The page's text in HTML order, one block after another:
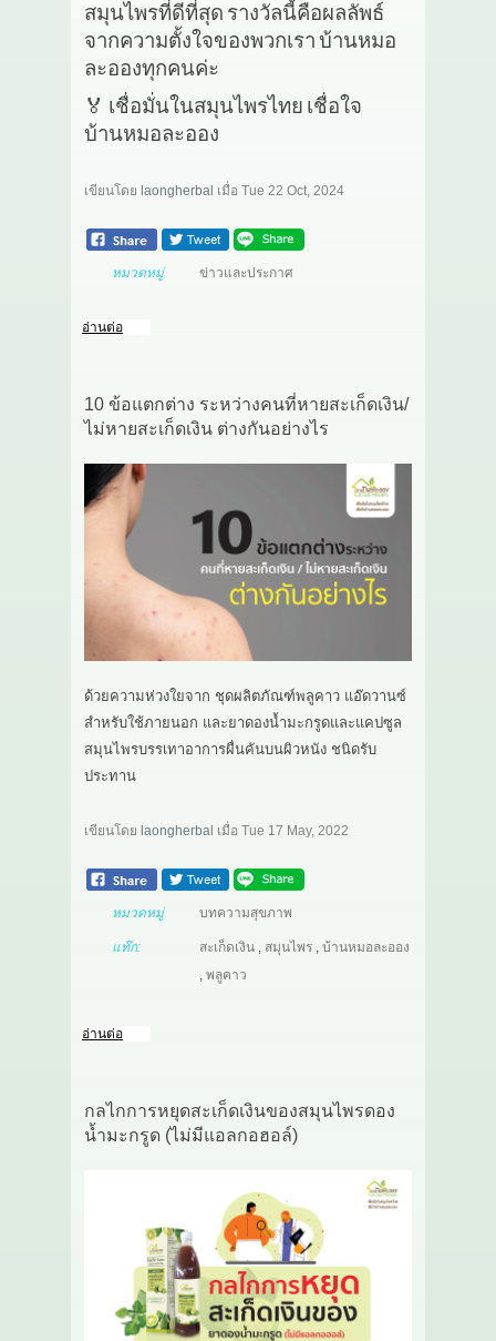
สมุนไพรที่ดีที่สุด รางวัลนี้คือผลลัพธ์
จากความตั้งใจของพวกเรา บ้านหมอ
ละอองทุกคนค่ะ
🏅 เชื่อมั่นในสมุนไพรไทย เชื่อใจ
บ้านหมอละออง
เขียนโดย laongherbal เมื่อ Tue 22 Oct, 2024
หมวดหมู่ ข่าวและประกาศ
อ่านต่อ
10 ข้อแตกต่าง ระหว่างคนที่หายสะเก็ดเงิน/
ไม่หายสะเก็ดเงิน ต่างกันอย่างไร
ด้วยความห่วงใยจาก ชุดผลิตภัณฑ์พลูคาว แอ๊ดวานซ์
สำหรับใช้ภายนอก และยาดองน้ำมะกรูดและแคปซูล
สมุนไพรบรรเทาอาการผื่นคันบนผิวหนัง ชนิดรับ
ประทาน
เขียนโดย laongherbal เมื่อ Tue 17 May, 2022
หมวดหมู่ บทความสุขภาพ
แท๊ก: สะเก็ดเงิน, สมุนไพร, บ้านหมอละออง
พลูคาว
อ่านต่อ
กลไกการหยุดสะเก็ดเงินของสมุนไพรดอง
น้ำมะกรูด (ไม่มีแอลกอฮอล์)